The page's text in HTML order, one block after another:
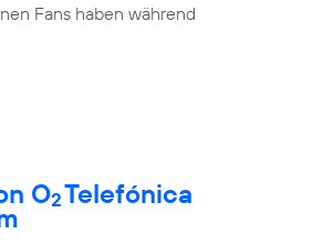
Fans haben während
O2Telefónica